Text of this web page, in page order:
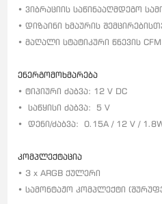
• ვიბრაციის საწინააღმდეგო
• დიზაინი ხმაურის
• მაღალი სტატიკური წნევის
ენერგომოხმარება
• ტიპიური ძაბვა: 12 V DC
•საწყისი ძაბვა:
5 V
•დენი/ძაბვა:0.15A / 12 V /
კომპლექტაცია
• 3 x ARGB ქულერი
• სამონტაჟო კომპლექტი